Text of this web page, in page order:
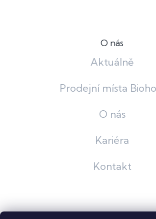
O nás
Aktuálně
Prodejní místa
O nás
Kariéra
Kontakt